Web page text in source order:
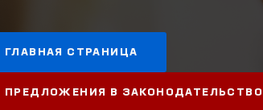
ГЛАВНАЯ СТРАНИЦА
ПРЕДЛОЖЕНИЯ В ЗАКОНОДАТЕЛЬСТВО